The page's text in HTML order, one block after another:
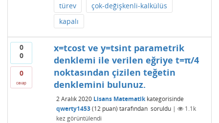
türev
çok-değişkenli-kalkülüs
kapalı
0
0
0
cevap
x=tcost ve y=tsint parametrik
denklemi ile verilen eğriye t=π/4
noktasından çizilen teğetin
denklemini bulunuz.
2 Aralık 2020 Lisans Matematikkategorisinde
qwerty1453 (12puan) tarafından soruldu |
1.1k
kez görüntülendi